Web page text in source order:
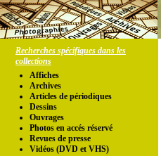
Recherches spécifiques dans les
collections
Affiches
Archives
Articles de périodiques
Dessins
Ouvrages
Photos en accés réservé
Revues de presse
Vidéos (DVD et VHS)